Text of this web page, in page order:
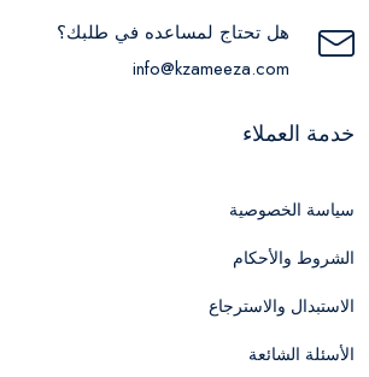
هل تحتاج لمساعده في طلبك؟
info@kzameeza.com
خدمة العملاء
سياسة الخصوصية
الشروط والأحكام
الاستبدال والاسترجاع
الأسئلة الشائعة